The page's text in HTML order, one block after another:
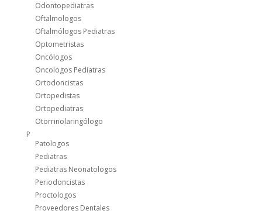
Odontopediatras
Oftalmologos
Oftalmólogos Pediatras
Optometristas
Oncólogos
Oncologos Pediatras
Ortodoncistas
Ortopedistas
Ortopediatras
Otorrinolaringólogo
P
Patologos
Pediatras
Pediatras Neonatologos
Periodoncistas
Proctologos
Proveedores Dentales